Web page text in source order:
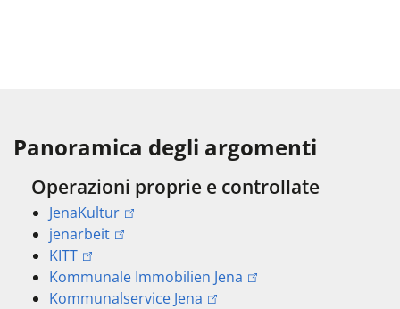
Panoramica degli argomenti
Operazioni proprie e controllate
JenaKultur
jenarbeit
KITT
Kommunale Immobilien Jena
Kommunalservice Jena